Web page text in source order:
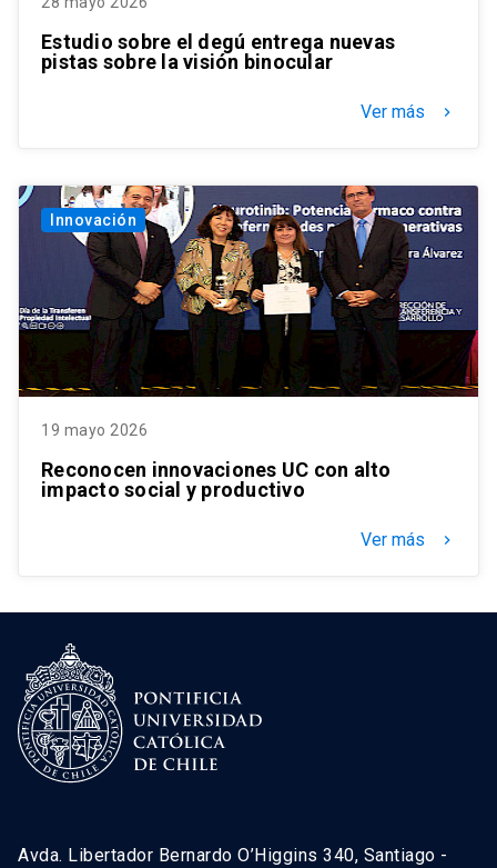
Estudio sobre el degú entrega nuevas
pistas sobre la visión binocular
Ver más keyboard_arrow_right
Innovación
19 mayo 2026
Reconocen innovaciones UC con alto
impacto social y productivo
Ver más keyboard_arrow_right
Avda. Libertador Bernardo O’Higgins 340, Santiago -